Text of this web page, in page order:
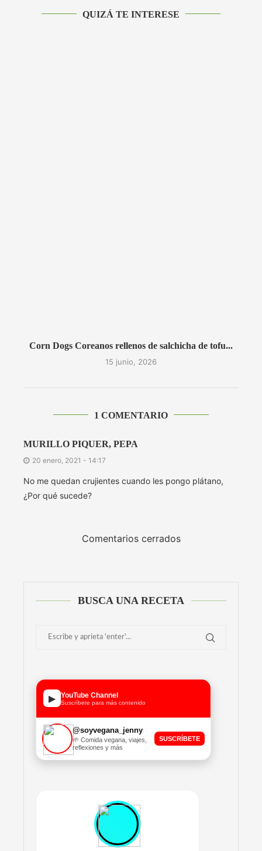
QUIZÁ TE INTERESE
Corn Dogs Coreanos rellenos de salchicha de tofu...
15 junio, 2026
1 COMENTARIO
MURILLO PIQUER, PEPA
20 enero, 2021 - 14:17
No me quedan crujientes cuando les pongo plátano,
¿Por qué sucede?
Comentarios cerrados
BUSCA UNA RECETA
▶ YouTube Channel
Suscríbete para más contenido
@soyvegana_jenny
🌱 Comida vegana, viajes,
reflexiones y más
SUSCRÍBETE